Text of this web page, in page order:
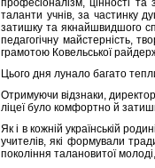
професіоналізм, цінності
таланти учнів, за частинку
затишку та якнайшвидшого
педагогічну майстерність,
грамотою Ковельської
Цього дня лунало багато
Отримуючи відзнаки,
ліцеї було комфортно й
Як і в кожній українській
учителів, які формували
покоління талановитої